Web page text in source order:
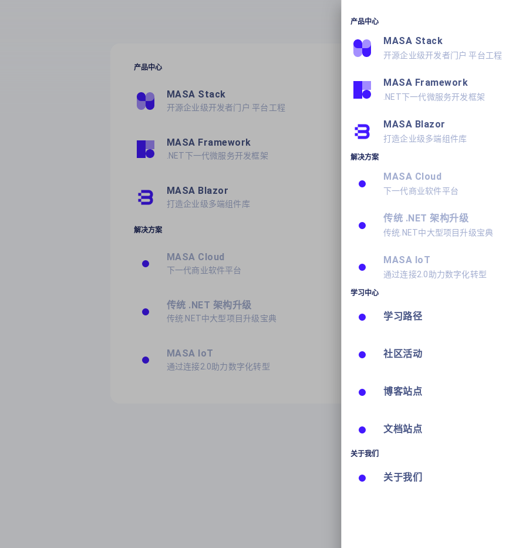
产品中心
MASA Stack
开源企业级开发者门户 平台工程
MASA Framework
.NET下一代微服务开发框架
MASA Blazor
打造企业级多端组件库
解决方案
MASA Cloud
下一代商业软件平台
传统 .NET 架构升级
传统.NET中大型项目升级宝典
MASA IoT
通过连接2.0助力数字化转型
学习中心
学习路径
社区活动
博客站点
文档站点
关于我们
关于我们
产品中心
MASA Stack
开源企业级开发者门户 平台工程
MASA Framework
.NET下一代微服务开发框架
MASA Blazor
打造企业级多端组件库
解决方案
MASA Cloud
下一代商业软件平台
传统 .NET 架构升级
传统.NET中大型项目升级宝典
MASA IoT
通过连接2.0助力数字化转型